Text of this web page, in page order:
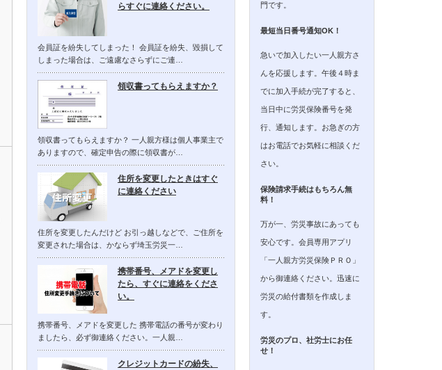
らすぐに連絡ください。
会員証を紛失してしまった！ 会員証を紛失、毀損して
しまった場合は、ご遠慮なさらずにご連…
領収書ってもらえますか？
領収書ってもらえますか？ 一人親方様は個人事業主で
ありますので、確定申告の際に領収書が…
住所を変更したときはすぐ
に連絡ください
住所を変更したんだけど お引っ越しなどで、ご住所を
変更された場合は、かならず埼玉労災一…
携帯番号、メアドを変更し
たら、すぐに連絡をくださ
い。
携帯番号、メアドを変更した 携帯電話の番号が変わり
ましたら、必ず御連絡ください。一人親…
クレジットカードの紛失、
門です。
最短当日番号通知OK！
急いで加入したい一人親方さ
んを応援します。午後４時ま
でに加入手続が完了すると、
当日中に労災保険番号を発
行、通知します。お急ぎの方
はお電話でお気軽に相談くだ
さい。
保険請求手続はもちろん無
料！
万が一、労災事故にあっても
安心です。会員専用アプリ
「一人親方労災保険ＰＲＯ」
から御連絡ください。迅速に
労災の給付書類を作成しま
す。
労災のプロ、社労士にお任
せ！